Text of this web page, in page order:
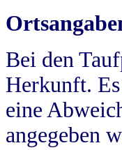
Bei den
Herkunft.
eine
angegeben